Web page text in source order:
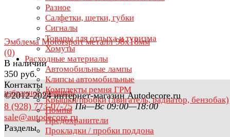
Разное
Салфетки, щетки, губки
Сигналы
Товары для отдыха и туризма
Хомуты
Расходные материалы
Автомобильные лампы
Клипсы автомобильные
Комплекты ремня ГРМ
Крышки/пробки (двигатель, радиатор, бензобак)
Помпы
Предохранители
Прокладки / пробки поддона
избранное сравнить
Эмблема Motorsport металл 98х18мм
(0)
В наличии
350 руб.
Контакты
©2012-2024 интернет-магазин Autodecore.ru
8 (928) 773-07-75 Пн—Вс 09:00—18:00
sale@autodecore.ru
Разделы